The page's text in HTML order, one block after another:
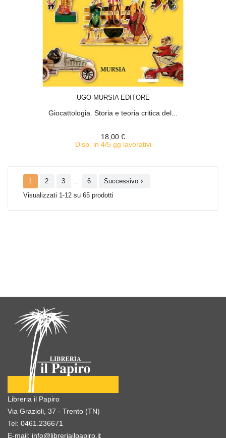
UGO MURSIA EDITORE
Giocattologia. Storia e teoria critica del...
18,00 €
Disp. in 4/5 gg lavorativi
1 2 3 6 Successivo 
Visualizzati 1-12 su 65 prodotti
Libreria il Papiro
Via Grazioli, 37 - Trento (TN)
Tel: 0461.236671
E-mail: info@libreriailpapiro.it